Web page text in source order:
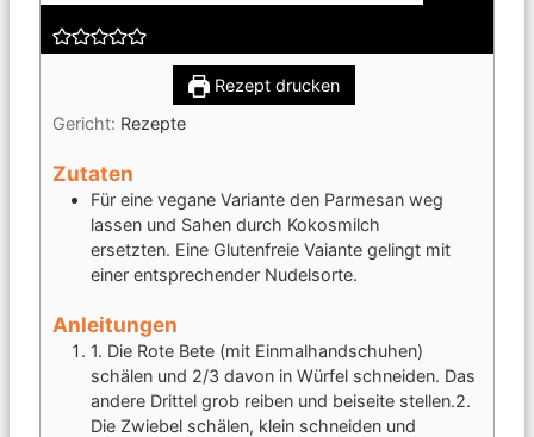
Rezept drucken
Gericht: Rezepte
Zutaten
Für eine vegane Variante den Parmesan weg
lassen und Sahen durch Kokosmilch
ersetzten. Eine Glutenfreie Vaiante gelingt mit
einer entsprechender Nudelsorte.
Anleitungen
1. Die Rote Bete (mit Einmalhandschuhen)
schälen und 2/3 davon in Würfel schneiden. Das
andere Drittel grob reiben und beiseite stellen.2.
Die Zwiebel schälen, klein schneiden und